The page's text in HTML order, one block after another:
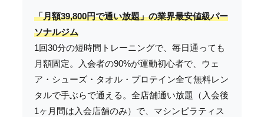
「月額39,800円で通い放題」の業界最安値級パー
ソナルジム
1回30分の短時間トレーニングで、毎日通っても
月額固定。入会者の90%が運動初心者で、ウェ
ア・シューズ・タオル・プロテイン全て無料レン
タルで手ぶらで通える。全店舗通い放題（入会後
1ヶ月間は入会店舗のみ）で、マシンピラティス